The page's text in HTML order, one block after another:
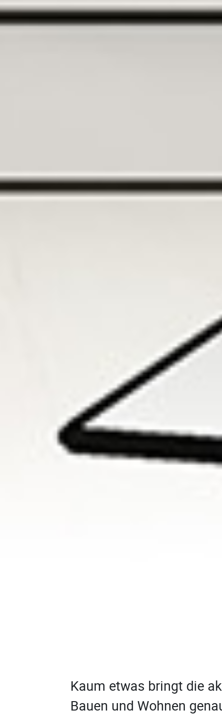
Kaum etwas bringt die
Bauen und Wohnen